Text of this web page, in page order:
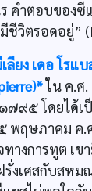
คำตอบของซี
ชีวิตรอดอยู่”
ลียง เดอ โรแ
ใน ค.ศ
๗๙๕ โดยได้เ
พฤษภาคม ค
ทางการทูต เข
งเศสกับสหม